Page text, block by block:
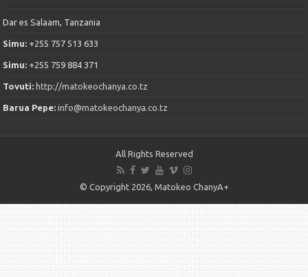
Dar es Salaam, Tanzania
Simu: +255 757 513 633
Simu: +255 759 884 371
Tovuti:http://matokeochanya.co.tz
Barua Pepe:info@matokeochanya.co.tz
All Rights Reserved
© Copyright 2026, Matokeo ChanyA+